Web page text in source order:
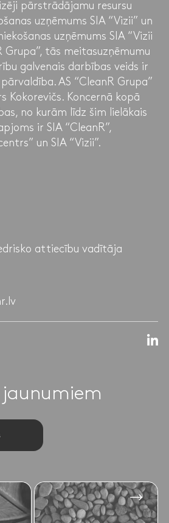
pārstrādājamu resursu
uzņēmums SIA “Vizii” un
uzņēmums SIA “Vizii
Grupa”, tās meitasuzņēmumu
galvenais darbības veids ir
AS “CleanR Grupa”
Kokorevičs. Koncernā kopā
no kurām līdz šim lielākais
ir SIA “CleanR”,
un SIA “Vizii”.
attiecību vadītāja